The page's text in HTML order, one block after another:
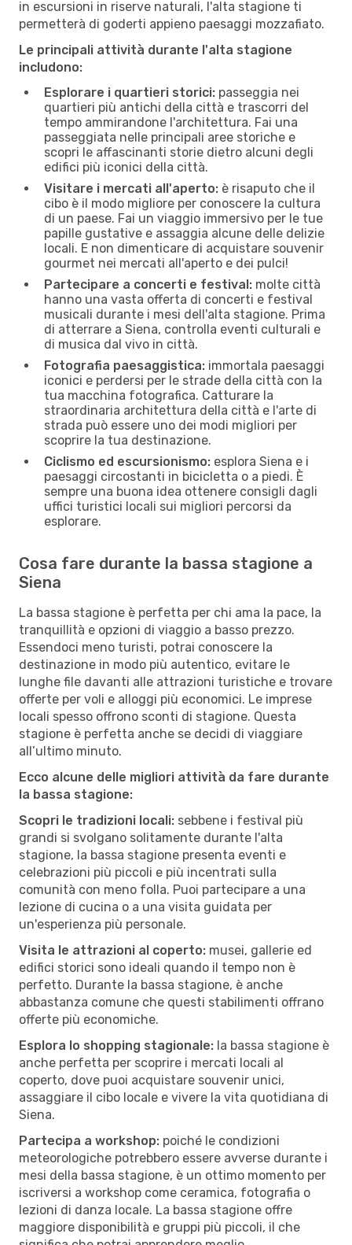
in escursioni in riserve naturali, l'alta stagione ti
permetterà di goderti appieno paesaggi mozzafiato.
Le principali attività durante l'alta stagione
includono:
Esplorare i quartieri storici: passeggia nei
quartieri più antichi della città e trascorri del
tempo ammirandone l'architettura. Fai una
passeggiata nelle principali aree storiche e
scopri le affascinanti storie dietro alcuni degli
edifici più iconici della città.
Visitare i mercati all'aperto: è risaputo che il
cibo è il modo migliore per conoscere la cultura
di un paese. Fai un viaggio immersivo per le tue
papille gustative e assaggia alcune delle delizie
locali. E non dimenticare di acquistare souvenir
gourmet nei mercati all'aperto e dei pulci!
Partecipare a concerti e festival: molte città
hanno una vasta offerta di concerti e festival
musicali durante i mesi dell'alta stagione. Prima
di atterrare a Siena, controlla eventi culturali e
di musica dal vivo in città.
Fotografia paesaggistica: immortala paesaggi
iconici e perdersi per le strade della città con la
tua macchina fotografica. Catturare la
straordinaria architettura della città e l'arte di
strada può essere uno dei modi migliori per
scoprire la tua destinazione.
Ciclismo ed escursionismo: esplora Siena e i
paesaggi circostanti in bicicletta o a piedi. È
sempre una buona idea ottenere consigli dagli
uffici turistici locali sui migliori percorsi da
esplorare.
Cosa fare durante la bassa stagione a
Siena
La bassa stagione è perfetta per chi ama la pace, la
tranquillità e opzioni di viaggio a basso prezzo.
Essendoci meno turisti, potrai conoscere la
destinazione in modo più autentico, evitare le
lunghe file davanti alle attrazioni turistiche e trovare
offerte per voli e alloggi più economici. Le imprese
locali spesso offrono sconti di stagione. Questa
stagione è perfetta anche se decidi di viaggiare
all’ultimo minuto.
Ecco alcune delle migliori attività da fare durante
la bassa stagione:
Scopri le tradizioni locali: sebbene i festival più
grandi si svolgano solitamente durante l'alta
stagione, la bassa stagione presenta eventi e
celebrazioni più piccoli e più incentrati sulla
comunità con meno folla. Puoi partecipare a una
lezione di cucina o a una visita guidata per
un'esperienza più personale.
Visita le attrazioni al coperto: musei, gallerie ed
edifici storici sono ideali quando il tempo non è
perfetto. Durante la bassa stagione, è anche
abbastanza comune che questi stabilimenti offrano
offerte più economiche.
Esplora lo shopping stagionale: la bassa stagione è
anche perfetta per scoprire i mercati locali al
coperto, dove puoi acquistare souvenir unici,
assaggiare il cibo locale e vivere la vita quotidiana di
Siena.
Partecipa a workshop: poiché le condizioni
meteorologiche potrebbero essere avverse durante i
mesi della bassa stagione, è un ottimo momento per
iscriversi a workshop come ceramica, fotografia o
lezioni di danza locale. La bassa stagione offre
maggiore disponibilità e gruppi più piccoli, il che